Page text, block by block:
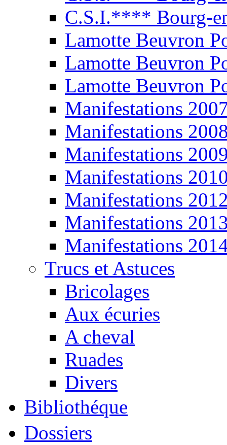
C.S.I.**** Bourg-
Lamotte Beuvron
Lamotte Beuvron
Lamotte Beuvron
Manifestations
Manifestations
Manifestations
Manifestations
Manifestations
Manifestations
Manifestations
Trucs et Astuces
Bricolages
Aux écuries
A cheval
Ruades
Divers
Bibliothéque
Dossiers